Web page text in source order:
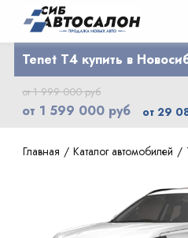
Tenet T4 купить в
от 1 999 000 руб
от 1 599 000 руб от 29
Главная Каталог автомобилей